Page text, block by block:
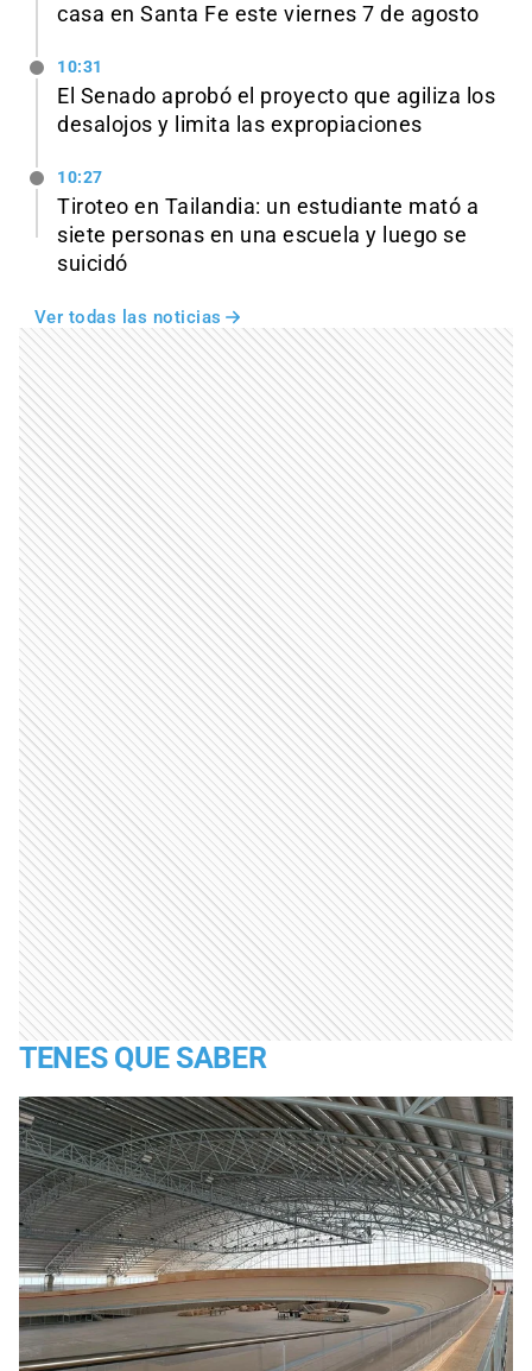
casa en Santa Fe este viernes 7 de agosto
10:31
El Senado aprobó el proyecto que agiliza los
desalojos y limita las expropiaciones
10:27
Tiroteo en Tailandia: un estudiante mató a
siete personas en una escuela y luego se
suicidó
Ver todas las noticias
TENES QUE SABER